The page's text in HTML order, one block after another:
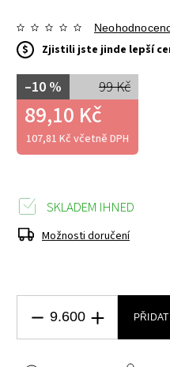
99 Kč
–10 %
89,10 Kč
107,81 Kč včetně DPH
$ Zjistili jste jinde lepší
SKLADEM IHNED
Možnosti doručení